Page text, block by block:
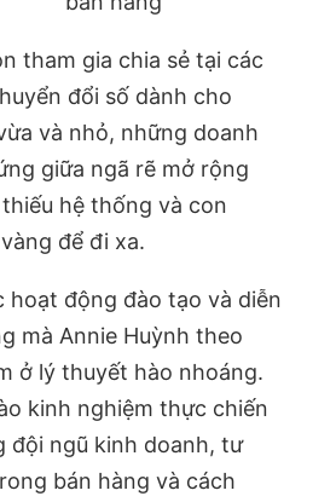
tham gia chia sẻ tại các
đổi số dành cho
và nhỏ, những doanh
giữa ngã rẽ mở rộng
hệ thống và con
để đi xa.
hoạt động đào tạo và diễn
mà Annie Huỳnh theo
ở lý thuyết hào nhoáng.
kinh nghiệm thực chiến
đội ngũ kinh doanh, tư
bán hàng và cách